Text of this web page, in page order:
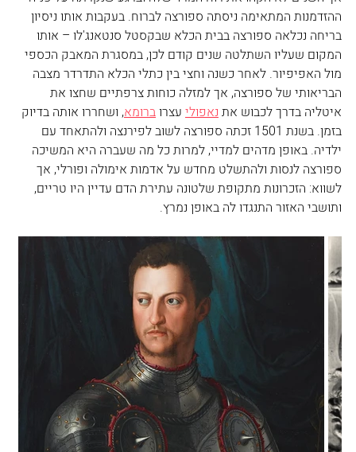
ההזדמנות המתאימה ניסתה ספורצה לברוח. בעקבות אותו ניסיון
בריחה נכלאה ספורצה בבית הכלא שבקסטל סנטאנג'לו – אותו
המקום שעליו השתלטה שנים קודם לכן, במסגרת המאבק הכספי
מול האפיפיור. לאחר כשנה וחצי בין כתלי הכלא התדרדר מצבה
הבריאותי של ספורצה, אך למזלה כוחות צרפתיים שחצו את
איטליה בדרך לכבוש את נאפולי עצרו ברומא, ושחררו אותה בדיוק
בזמן. בשנת 1501 זכתה ספורצה לשוב לפירנצה ולהתאחד עם
ילדיה. באופן מדהים למדיי, למרות כל מה שעברה היא המשיכה
ספורצה לנסות ולהתשלט מחדש על אדמות אימולה ופורלי, אך
לשווא: הזכרונות מתקופת שלטונה עתירת הדם עדיין היו טריים,
ותושבי האזור התנגדו לה באופן נמרץ.